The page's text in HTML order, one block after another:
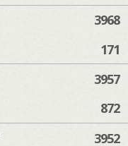
3968
171
3957
872
3952